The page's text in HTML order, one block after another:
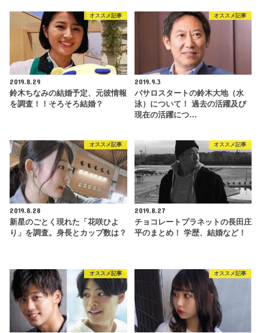
オススメ記事
2019.8.29
鈴木ちなみの結婚予定、元彼情報
を調査！！そろそろ結婚？
オススメ記事
2019.9.3
バサロスタートの鈴木大地（水
泳）について！ 過去の活躍及び
現在の活躍につ…
オススメ記事
2019.8.28
新星のごとく現れた「花咲ひよ
り」を調査。身長とカップ数は？
オススメ記事
2019.8.27
チョコレートプラネットの長田庄
平のまとめ！ 学歴、結婚など！
オススメ記事 オススメ記事